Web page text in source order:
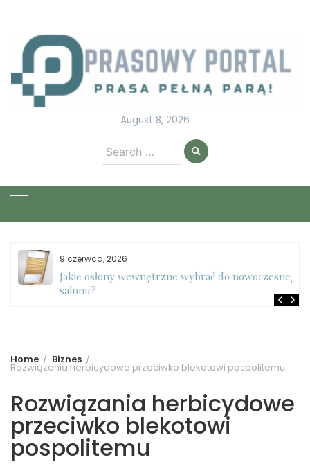
content
August 8, 2026
Search
for:
9 czerwca, 2026
Jakie osłony wewnętrzne wybrać do nowoczesnego
salonu?
Home Biznes
Rozwiązania herbicydowe przeciwko blekotowi pospolitemu
Rozwiązania herbicydowe
przeciwko blekotowi
pospolitemu